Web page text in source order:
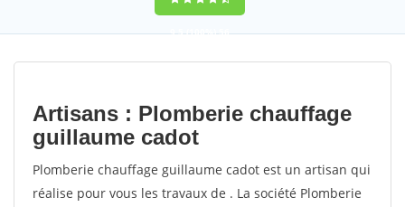
9,5(100%)56
votes
Artisans : Plomberie chauffage
guillaume cadot
Plomberie chauffage guillaume cadot est un artisan qui
réalise pour vous les travaux de . La société Plomberie